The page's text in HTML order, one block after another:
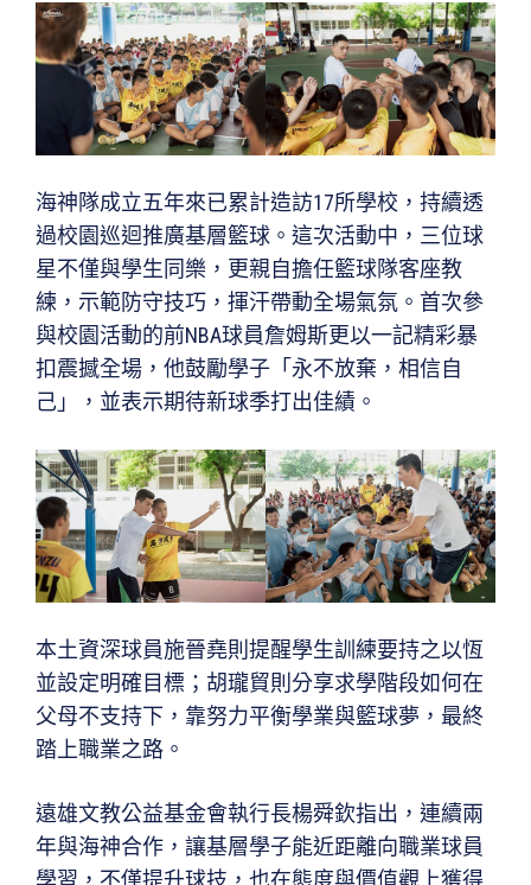
海神隊成立五年來已累計造訪17所學校，持續透
過校園巡迴推廣基層籃球。這次活動中，三位球
星不僅與學生同樂，更親自擔任籃球隊客座教
練，示範防守技巧，揮汗帶動全場氣氛。首次參
與校園活動的前NBA球員詹姆斯更以一記精彩暴
扣震撼全場，他鼓勵學子「永不放棄，相信自
己」，並表示期待新球季打出佳績。
本土資深球員施晉堯則提醒學生訓練要持之以恆
並設定明確目標；胡瓏貿則分享求學階段如何在
父母不支持下，靠努力平衡學業與籃球夢，最終
踏上職業之路。
遠雄文教公益基金會執行長楊舜欽指出，連續兩
年與海神合作，讓基層學子能近距離向職業球員